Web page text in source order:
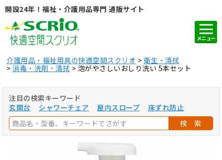
開設24年！福祉・介護用品専門 通販サイト
メニュー
介護用品・福祉用具の快適空間スクリオ
衛生・清拭
消毒・洗剤・清拭
泡がやさしいおしり洗い 5本セット
注目の検索キーワード
玄関台
シャワーチェア 屋内スロープ
床ずれ防止
検 索